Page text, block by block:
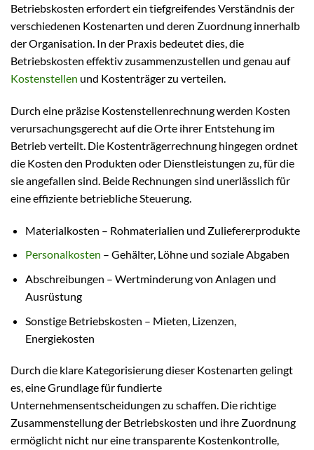
Betriebskosten erfordert ein tiefgreifendes Verständnis der
verschiedenen Kostenarten und deren Zuordnung innerhalb
der Organisation. In der Praxis bedeutet dies, die
Betriebskosten effektiv zusammenzustellen und genau auf
Kostenstellen und Kostenträger zu verteilen.
Durch eine präzise Kostenstellenrechnung werden Kosten
verursachungsgerecht auf die Orte ihrer Entstehung im
Betrieb verteilt. Die Kostenträgerrechnung hingegen ordnet
die Kosten den Produkten oder Dienstleistungen zu, für die
sie angefallen sind. Beide Rechnungen sind unerlässlich für
eine effiziente betriebliche Steuerung.
Materialkosten – Rohmaterialien und Zuliefererprodukte
Personalkosten – Gehälter, Löhne und soziale Abgaben
Abschreibungen – Wertminderung von Anlagen und
Ausrüstung
Sonstige Betriebskosten – Mieten, Lizenzen,
Energiekosten
Durch die klare Kategorisierung dieser Kostenarten gelingt
es, eine Grundlage für fundierte
Unternehmensentscheidungen zu schaffen. Die richtige
Zusammenstellung der Betriebskosten und ihre Zuordnung
ermöglicht nicht nur eine transparente Kostenkontrolle,